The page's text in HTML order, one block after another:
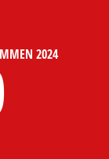
2024